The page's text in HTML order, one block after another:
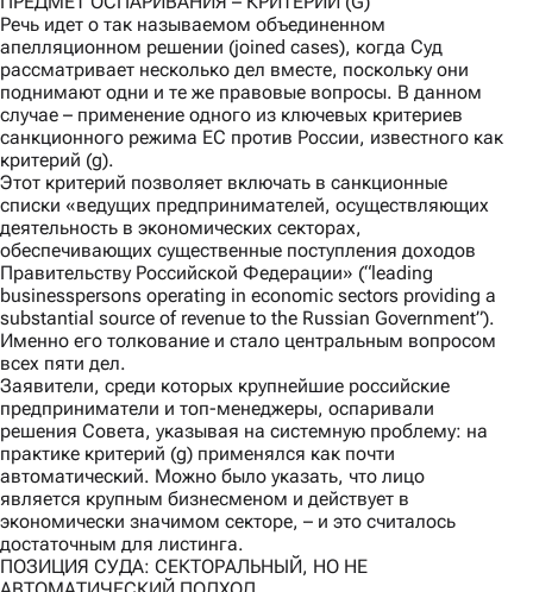
Речь идет о так называемом объединенном
апелляционном решении (joined cases), когда Суд
рассматривает несколько дел вместе, поскольку они
поднимают одни и те же правовые вопросы. В данном
случае – применение одного из ключевых критериев
санкционного режима ЕС против России, известного как
критерий (g).
Этот критерий позволяет включать в санкционные
списки «ведущих предпринимателей, осуществляющих
деятельность в экономических секторах,
обеспечивающих существенные поступления доходов
Правительству Российской Федерации» (“leading
businesspersons operating in economic sectors providing a
substantial source of revenue to the Russian Government”).
Именно его толкование и стало центральным вопросом
всех пяти дел.
Заявители, среди которых крупнейшие российские
предприниматели и топ-менеджеры, оспаривали
решения Совета, указывая на системную проблему: на
практике критерий (g) применялся как почти
автоматический. Можно было указать, что лицо
является крупным бизнесменом и действует в
экономически значимом секторе, – и это считалось
достаточным для листинга.
ПОЗИЦИЯ СУДА: СЕКТОРАЛЬНЫЙ, НО НЕ